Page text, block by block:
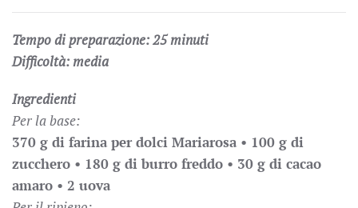
Tempo di preparazione: 25 minuti
Difficoltà: media
Ingredienti
Per la base:
370 g di farina per dolci Mariarosa • 100 g di
zucchero • 180 g di burro freddo • 30 g di cacao
amaro • 2 uova